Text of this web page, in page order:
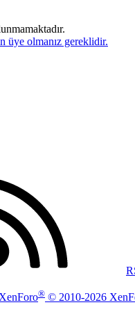
üye olmanız gereklidir.
® © 2010-2026